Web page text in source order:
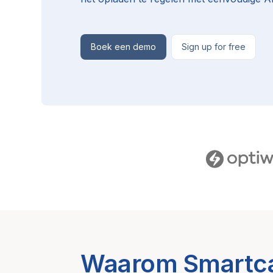
Boek een demo Sign up for free
Waarom